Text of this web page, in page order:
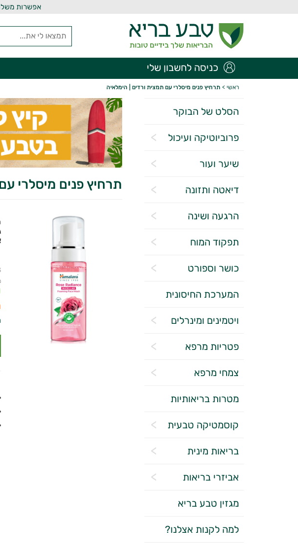
אפשרות
כניסה לחשבון שלי
ראשי > תרחיץ פנים מיסלרי עם תמצית ורדים | הימלאיה
הסלט של הבוקר
פרוביוטיקה ועיכול
שיער ועור
דיאטה ותזונה
הרגעה ושינה
תפקוד המוח
כושר וספורט
המערכת החיסונית
ויטמינים ומינרלים
פטריות מרפא
צמחי מרפא
מטרות בריאותיות
קוסמטיקה טבעית
בריאות מינית
אביזרי בריאות
מגזין טבע בריא
למה לקנות אצלנו?
תרחיץ פנים מיסלרי